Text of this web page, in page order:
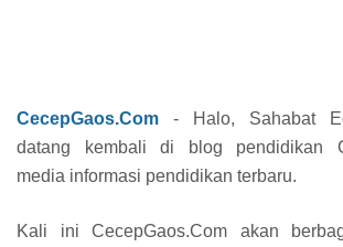
CecepGaos.Com - Halo, Sahabat
datang kembali di blog pendidikan
media informasi pendidikan terbaru.
Kali ini CecepGaos.Com akan